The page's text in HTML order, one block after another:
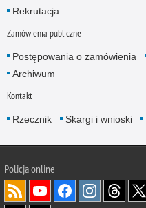
Rekrutacja
Zamówienia publiczne
Postępowania o zamówienia
Archiwum
Kontakt
Rzecznik Skargi i wnioski
Policjaonline